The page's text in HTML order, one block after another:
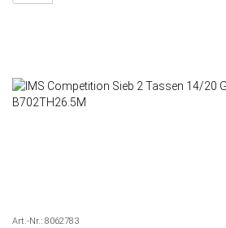
Art.-Nr.: 8062783